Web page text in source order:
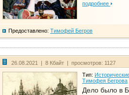
подробнее
Предоставлено: Тимофей Бегров
26.08.2021 | 8 Кбайт | просмотров: 1127
Тип:
Тимофея Бегрова
Дело было в